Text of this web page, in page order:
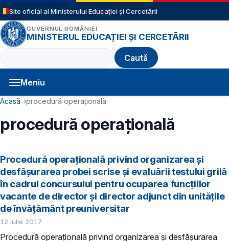
Sari la conținutul principal
Site oficial al Ministerului Educației și Cercetării
GUVERNUL ROMÂNIEI
MINISTERUL EDUCAȚIEI ȘI CERCETĂRII
Caută
Meniu
Navigație principală
Cale de navigare
Acasă procedură operațională
procedură operațională
Procedură operațională privind organizarea și
desfășurarea probei scrise și evaluării testului grilă
în cadrul concursului pentru ocuparea funcțiilor
vacante de director și director adjunct din unitățile
de învățământ preuniversitar
12 iulie 2017
Procedură operațională privind organizarea și desfășurarea